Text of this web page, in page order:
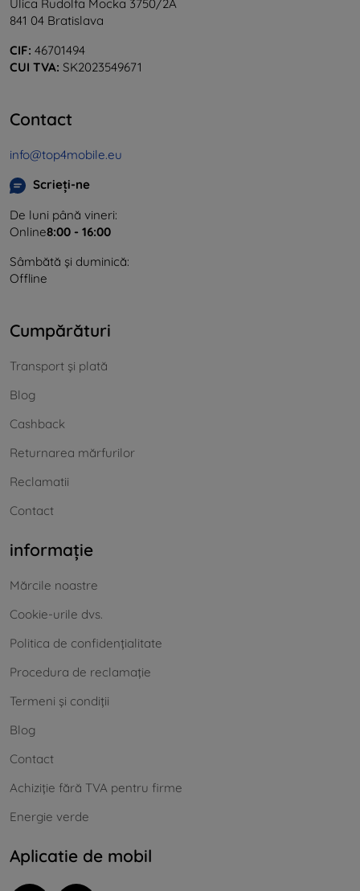
Ulica Rudolfa Mocka 3750/2A
841 04 Bratislava
CIF: 46701494
CUI TVA: SK2023549671
Contact
info@top4mobile.eu
Scrieți-ne
De luni până vineri:
Online8:00 - 16:00
Sâmbătă și duminică:
Offline
Cumpărături
Transport și plată
Blog
Cashback
Returnarea mărfurilor
Reclamatii
Contact
informație
Mărcile noastre
Cookie-urile dvs.
Politica de confidențialitate
Procedura de reclamație
Termeni și condiții
Blog
Contact
Achiziție fără TVA pentru firme
Energie verde
Aplicatie de mobil